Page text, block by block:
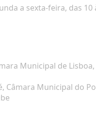
a sexta-feira, das 10
Municipal de
Municipal do